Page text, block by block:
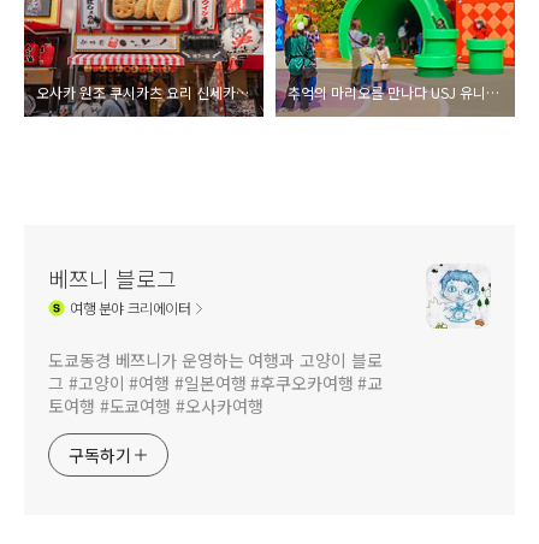
오사카 원조 쿠시카츠 요리 신세카이 잇토쿠 도톰보리(大阪新世界串カツいっとく道頓堀店) 오사카여행 추억의 마리오를 만나다 USJ 유니버셜 스튜디오 재팬 슈퍼 닌텐도 월드
베쯔니 블로그
여행분야 크리에이터
도쿄동경 베쯔니가 운영하는 여행과 고양이 블로
그 #고양이 #여행 #일본여행 #후쿠오카여행 #교
토여행 #도쿄여행 #오사카여행
구독하기